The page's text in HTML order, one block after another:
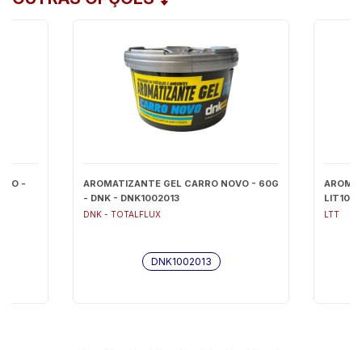
-
AROMATIZANTE GEL CARRO NOVO - 60G
- DNK - DNK1002013
DNK - TOTALFLUX
DNK1002013
LTT